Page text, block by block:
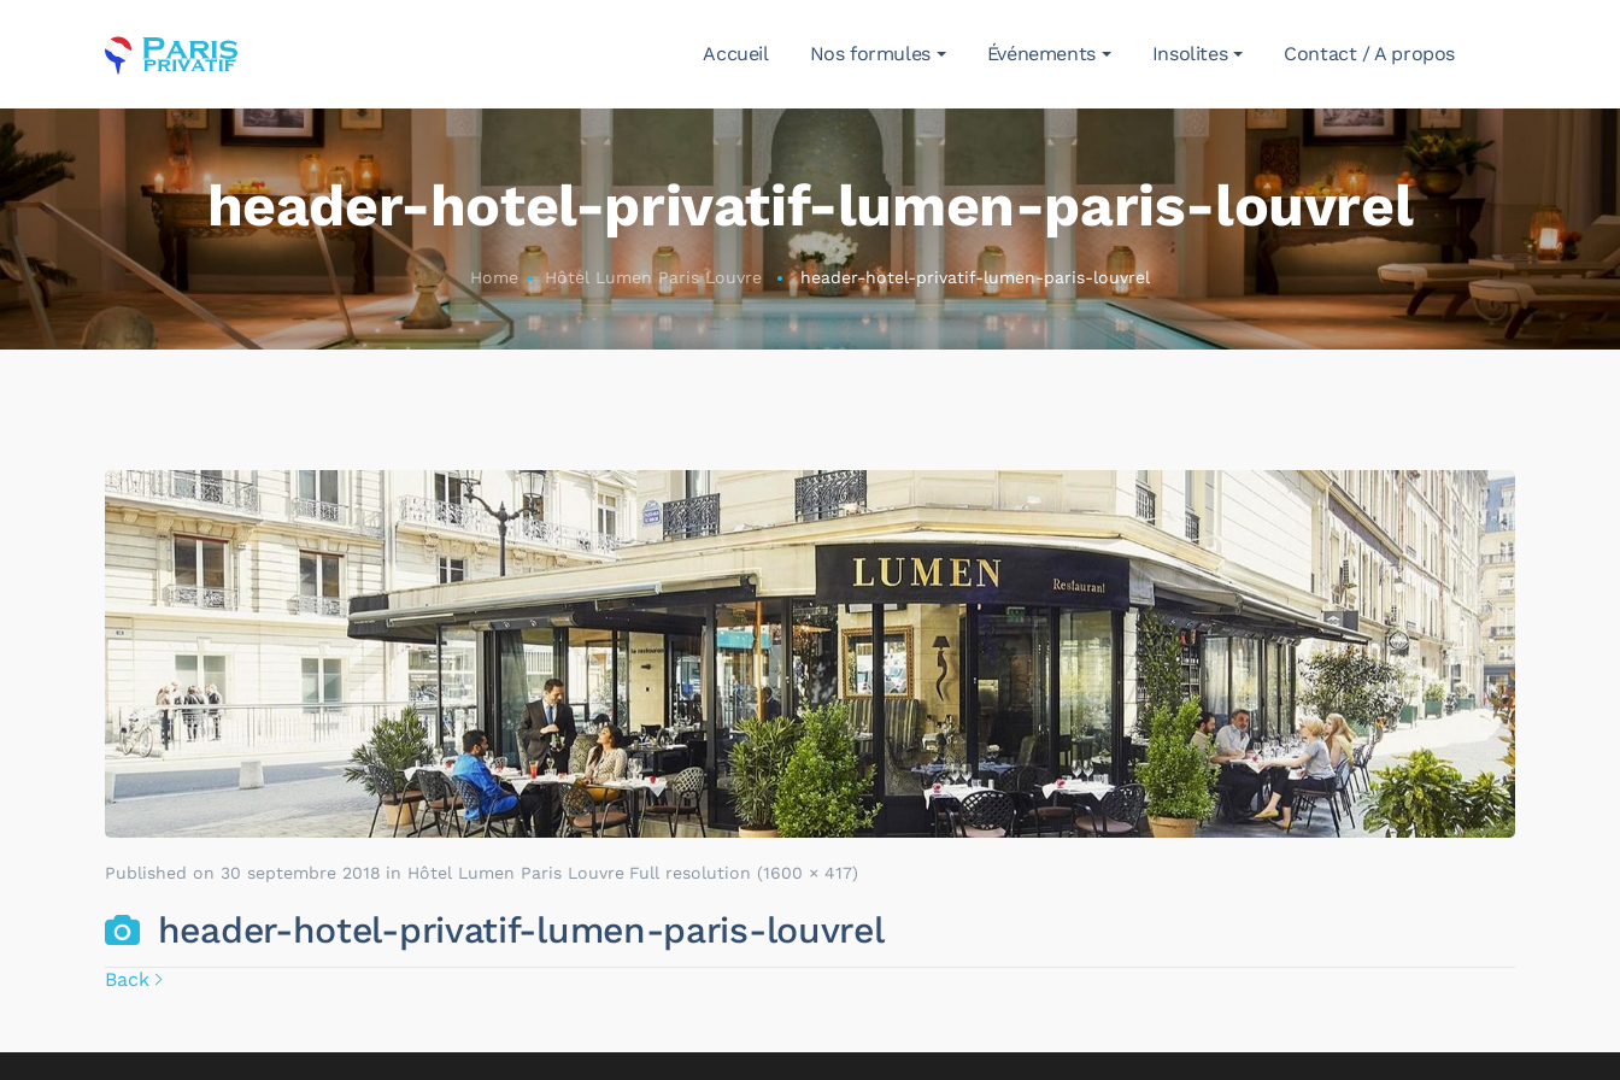
Accueil Nos formules Événements Insolites Contact / A propos
header-hotel-privatif-lumen-paris-louvrel
Home Hôtel Lumen Paris Louvre header-hotel-privatif-lumen-paris-louvrel
Published on 30 septembre 2018 in Hôtel Lumen Paris Louvre Full resolution (1600 × 417)
header-hotel-privatif-lumen-paris-louvrel
Back